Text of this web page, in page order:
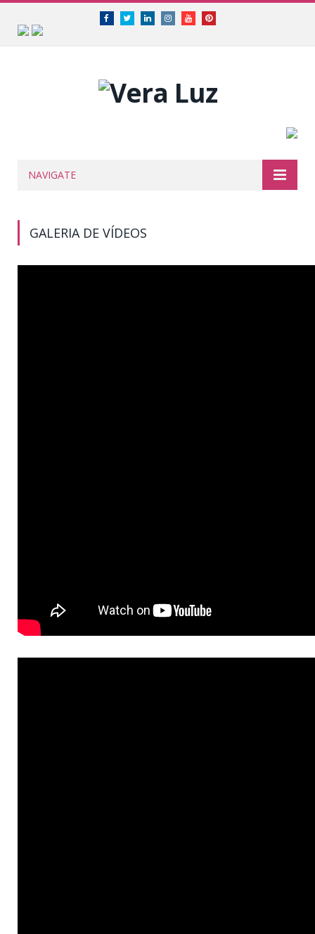
FacebookTwitterLinkedinInstagramYoutubePinterest
NAVIGATE
GALERIA DE VÍDEOS